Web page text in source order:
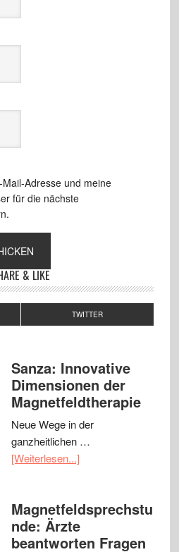
Adresse und meine
für die nächste
& LIKE
TWITTER
Sanza: Innovative
Dimensionen der
Magnetfeldtherapie
Neue Wege in der
ganzheitlichen …
[Weiterlesen...]
Magnetfeldsprechstu
nde: Ärzte
beantworten Fragen